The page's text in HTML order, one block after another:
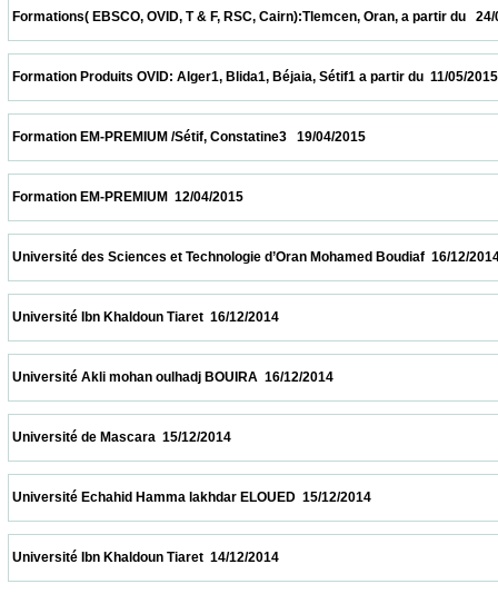
Formations( EBSCO, OVID, T & F, RSC, Cairn):Tlemcen, Oran, a
Formation Produits OVID: Alger1, Blida1, Béjaia, Sétif1 a partir
Formation EM-PREMIUM /Sétif, Constatine3   19/04/2015
Formation EM-PREMIUM  12/04/2015
Université des Sciences et Technologie d’Oran Mohamed
Université Ibn Khaldoun Tiaret  16/12/2014
Université Akli mohan oulhadj BOUIRA  16/12/2014
Université de Mascara  15/12/2014
Université Echahid Hamma lakhdar ELOUED  15/12/2014
Université Ibn Khaldoun Tiaret  14/12/2014